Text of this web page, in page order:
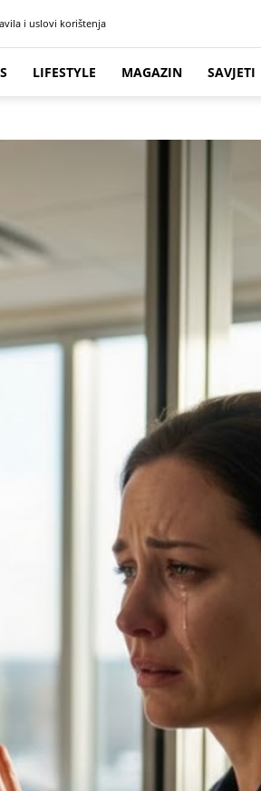
i uslovi korištenja
LIFESTYLE MAGAZIN SAVJETI